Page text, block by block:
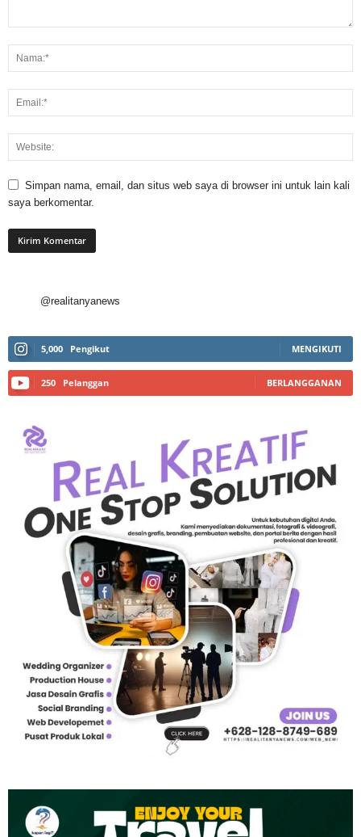
Simpan nama, email, dan situs web saya di browser ini untuk lain kali
saya berkomentar.
@realitanyanews
5,000 Pengikut MENGIKUTI
250 Pelanggan BERLANGGANAN